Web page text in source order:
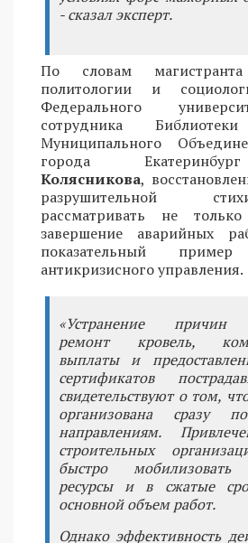
- сказал эксперт.
По словам магистранта
политологии и
Федерального
сотрудника
Муниципального
города
Колясникова,
разрушительной
рассматривать не
завершение аварийных
показательный пример
антикризисного управления.
«Устранение причин
ремонт кровель,
выплаты и
сертификатов
свидетельствуют о том,
организована сразу
направлениям.
строительных
быстро мобилизовать
ресурсы и в сжатые
основной объем работ.
Однако эффективность